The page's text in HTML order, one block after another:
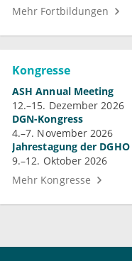
Mehr Fortbildungen
Kongresse
ASH Annual Meeting
12.–15. Dezember 2026
DGN-Kongress
4.–7. November 2026
Jahrestagung der DGHO
9.–12. Oktober 2026
Mehr Kongresse